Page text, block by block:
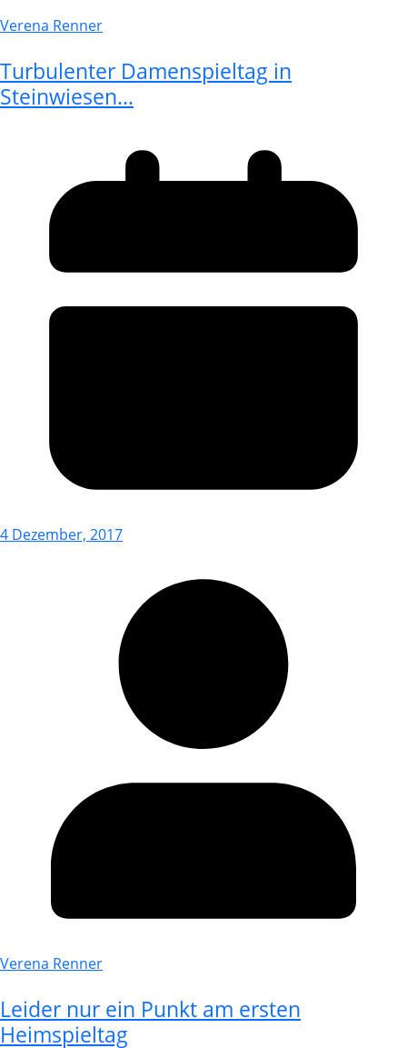
Verena Renner
Turbulenter Damenspieltag in
Steinwiesen…
4 Dezember, 2017
Verena Renner
Leider nur ein Punkt am ersten
Heimspieltag